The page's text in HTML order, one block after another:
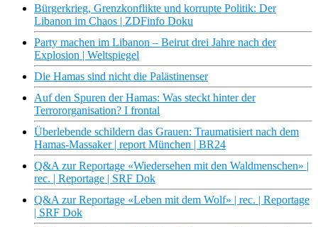
Bürgerkrieg, Grenzkonflikte und korrupte Politik: Der
Libanon im Chaos | ZDFinfo Doku
Party machen im Libanon – Beirut drei Jahre nach der
Explosion | Weltspiegel
Die Hamas sind nicht die Palästinenser
Auf den Spuren der Hamas: Was steckt hinter der
Terrororganisation? I frontal
Überlebende schildern das Grauen: Traumatisiert nach dem
Hamas-Massaker | report München | BR24
Q&A zur Reportage «Wiedersehen mit den Waldmenschen» |
rec. | Reportage | SRF Dok
Q&A zur Reportage «Leben mit dem Wolf» | rec. | Reportage
| SRF Dok